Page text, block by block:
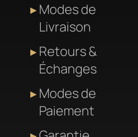
Modes de
Livraison
Retours &
Échanges
Modes de
Paiement